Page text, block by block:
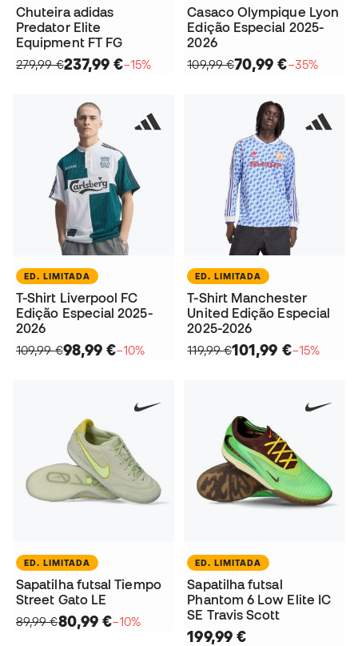
Chuteira adidas
Predator Elite
Equipment FT FG
279,99 €237,99 €−15%
Casaco Olympique Lyon
Edição Especial 2025-
2026
109,99 €70,99 €−35%
ED. LIMITADA
T-Shirt Liverpool FC
Edição Especial 2025-
2026
109,99 €98,99 €−10%
ED. LIMITADA
T-Shirt Manchester
United Edição Especial
2025-2026
119,99 €101,99 €−15%
ED. LIMITADA
Sapatilha futsal Tiempo
Street Gato LE
89,99 €80,99 €−10%
ED. LIMITADA
Sapatilha futsal
Phantom 6 Low Elite IC
SE Travis Scott
199,99 €